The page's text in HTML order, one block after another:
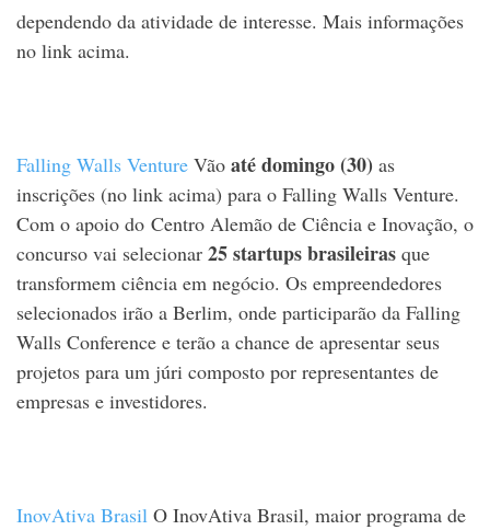
dependendo da atividade de interesse. Mais informações
no link acima.
Falling Walls Venture Vão até domingo (30) as
inscrições (no link acima) para o Falling Walls Venture.
Com o apoio do Centro Alemão de Ciência e Inovação, o
concurso vai selecionar 25 startups brasileiras que
transformem ciência em negócio. Os empreendedores
selecionados irão a Berlim, onde participarão da Falling
Walls Conference e terão a chance de apresentar seus
projetos para um júri composto por representantes de
empresas e investidores.
InovAtiva Brasil O InovAtiva Brasil, maior programa de